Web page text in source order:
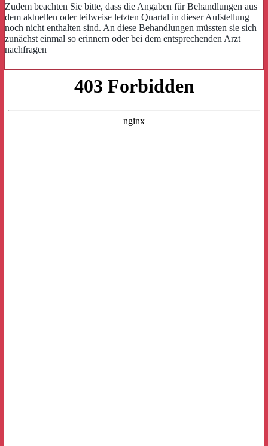
Zudem beachten Sie bitte, dass die Angaben für Behandlungen aus
dem aktuellen oder teilweise letzten Quartal in dieser Aufstellung
noch nicht enthalten sind. An diese Behandlungen müssten sie sich
zunächst einmal so erinnern oder bei dem entsprechenden Arzt
nachfragen